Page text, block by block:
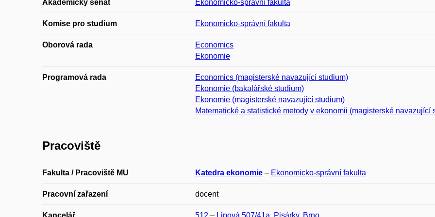
Akademický senát Ekonomicko-správní fakulta
Komise pro studium Ekonomicko-správní fakulta
Oborová rada
Economics
Ekonomie
Programová rada
Economics (magisterské navazující studium)
Ekonomie (bakalářské studium)
Ekonomie (magisterské navazující studium)
Matematické a statistické metody v ekonomii (magisterské navazující
Pracoviště
Fakulta / Pracoviště MU Katedra ekonomie – Ekonomicko-správní fakulta
Pracovní zařazení docent
Kancelář 512 – Lipová 507/41a, Pisárky, Brno